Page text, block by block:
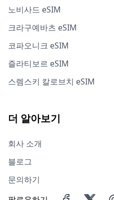
노비사드 eSIM
크라구예바츠 eSIM
코파오니크 eSIM
즐라티보르 eSIM
스렘스키 칼로브치 eSIM
더 알아보기
회사 소개
블로그
문의하기